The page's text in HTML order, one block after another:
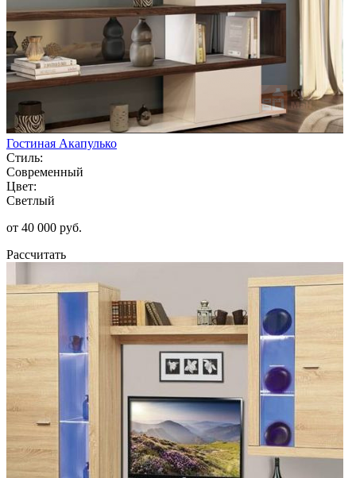
Гостиная Акапулько
Стиль:
Современный
Цвет:
Светлый
от 40 000 руб.
Рассчитать